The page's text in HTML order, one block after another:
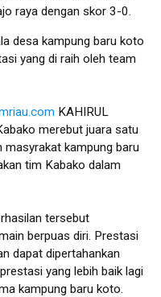
raya dengan skor 3-0.
desa kampung baru koto
yang di raih oleh team
KAHIRUL
merebut juara satu
masyrakat kampung baru
tim Kabako dalam
tersebut
berpuas diri. Prestasi
dapat dipertahankan
yang lebih baik lagi
kampung baru koto.